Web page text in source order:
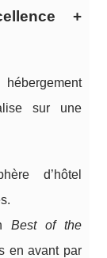
+
sur une
d’hôtel
Best of the
en avant par